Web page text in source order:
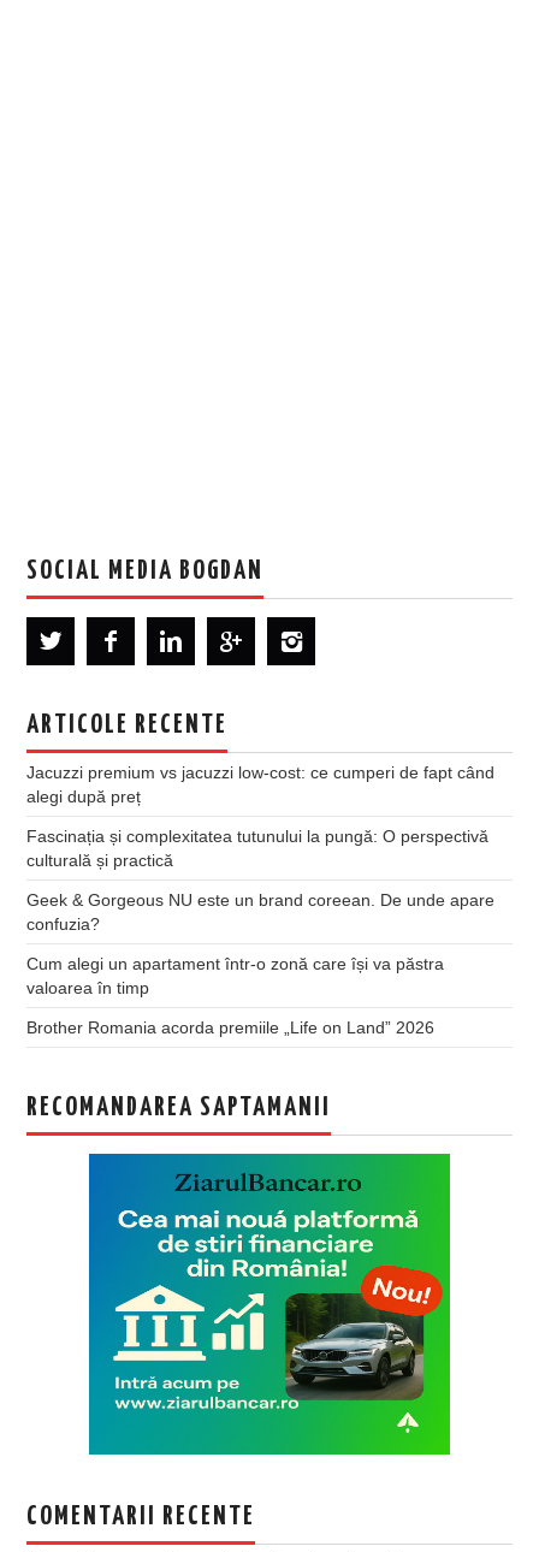
SOCIAL MEDIA BOGDAN
ARTICOLE RECENTE
Jacuzzi premium vs jacuzzi low-cost: ce cumperi de fapt când
alegi după preț
Fascinația și complexitatea tutunului la pungă: O perspectivă
culturală și practică
Geek & Gorgeous NU este un brand coreean. De unde apare
confuzia?
Cum alegi un apartament într-o zonă care își va păstra
valoarea în timp
Brother Romania acorda premiile „Life on Land” 2026
RECOMANDAREA SAPTAMANII
COMENTARII RECENTE